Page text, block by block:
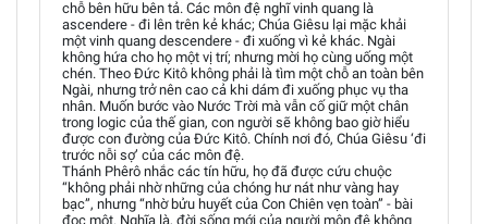
chỗ bên hữu bên tả. Các môn đệ nghĩ vinh quang là
ascendere - đi lên trên kẻ khác; Chúa Giêsu lại mặc khải
một vinh quang descendere - đi xuống vì kẻ khác. Ngài
không hứa cho họ một vị trí; nhưng mời họ cùng uống một
chén. Theo Đức Kitô không phải là tìm một chỗ an toàn bên
Ngài, nhưng trở nên cao cả khi dám đi xuống phục vụ tha
nhân. Muốn bước vào Nước Trời mà vẫn cố giữ một chân
trong logic của thế gian, con người sẽ không bao giờ hiểu
được con đường của Đức Kitô. Chính nơi đó, Chúa Giêsu ‘đi
trước nỗi sợ’ của các môn đệ.
Thánh Phêrô nhắc các tín hữu, họ đã được cứu chuộc
“không phải nhờ những của chóng hư nát như vàng hay
bạc”, nhưng “nhờ bửu huyết của Con Chiên vẹn toàn” - bài
đọc một. Nghĩa là, đời sống mới của người môn đệ không